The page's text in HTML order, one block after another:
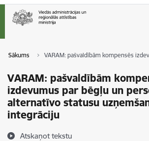
Sākums VARAM: pašvaldībām kompensēs
VARAM: pašvaldībām
izdevumus par bēgļu un
alternatīvo statusu
integrāciju
Atskaņot tekstu